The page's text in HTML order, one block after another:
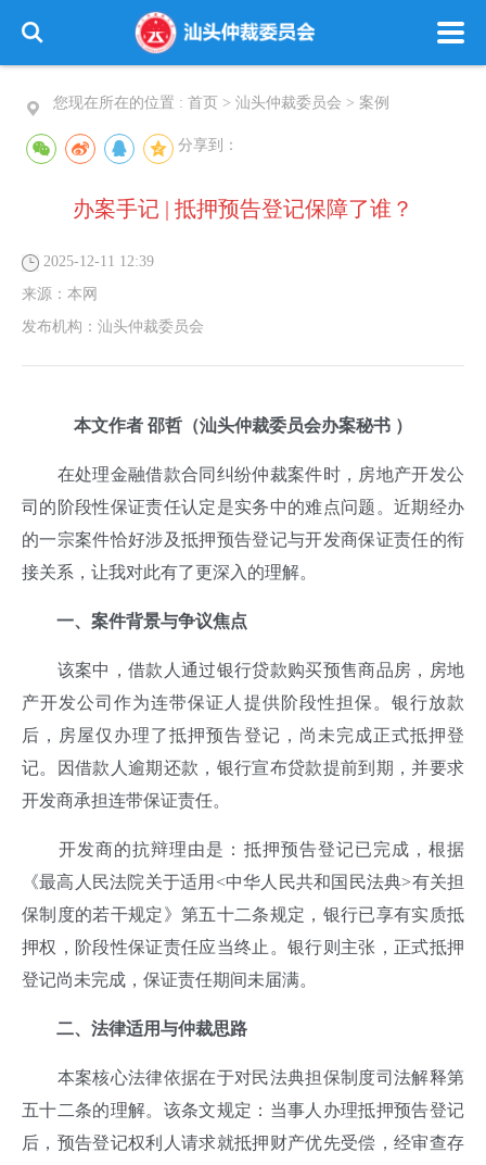
您现在所在的位置 : 首页 > 汕头仲裁委员会 > 案例
分享到：
办案手记 | 抵押预告登记保障了谁？
2025-12-11 12:39
来源： 本网
发布机构： 汕头仲裁委员会
本文作者 邵哲 （汕头仲裁委员会办案秘书 ）
在处理金融借款合同纠纷仲裁案件时，房地产开发公
司的阶段性保证责任认定是实务中的难点问题。近期经办
的一宗案件恰好涉及抵押预告登记与开发商保证责任的衔
接关系，让我对此有了更深入的理解。
一、案件背景与争议焦点
该案中，借款人通过银行贷款购买预售商品房，房地
产开发公司作为连带保证人提供阶段性担保。银行放款
后，房屋仅办理了抵押预告登记，尚未完成正式抵押登
记。因借款人逾期还款，银行宣布贷款提前到期，并要求
开发商承担连带保证责任。
开发商的抗辩理由是：抵押预告登记已完成，根据
《最高人民法院关于适用<中华人民共和国民法典>有关担
保制度的若干规定》第五十二条规定，银行已享有实质抵
押权，阶段性保证责任应当终止。银行则主张，正式抵押
登记尚未完成，保证责任期间未届满。
二、 法律适用与仲裁思路
本案核心法律依据在于对民法典担保制度司法解释第
五十二条的理解。该条文规定：当事人办理抵押预告登记
后，预告登记权利人请求就抵押财产优先受偿，经审查存